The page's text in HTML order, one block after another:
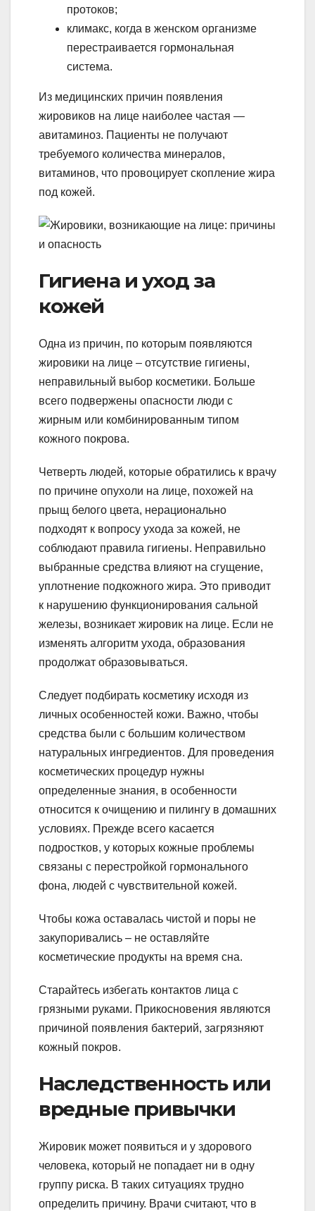
протоков;
климакс, когда в женском организме
перестраивается гормональная
система.
Из медицинских причин появления
жировиков на лице наиболее частая —
авитаминоз. Пациенты не получают
требуемого количества минералов,
витаминов, что провоцирует скопление жира
под кожей.
Гигиена и уход за
кожей
Одна из причин, по которым появляются
жировики на лице – отсутствие гигиены,
неправильный выбор косметики. Больше
всего подвержены опасности люди с
жирным или комбинированным типом
кожного покрова.
Четверть людей, которые обратились к врачу
по причине опухоли на лице, похожей на
прыщ белого цвета, нерационально
подходят к вопросу ухода за кожей, не
соблюдают правила гигиены. Неправильно
выбранные средства влияют на сгущение,
уплотнение подкожного жира. Это приводит
к нарушению функционирования сальной
железы, возникает жировик на лице. Если не
изменять алгоритм ухода, образования
продолжат образовываться.
Следует подбирать косметику исходя из
личных особенностей кожи. Важно, чтобы
средства были с большим количеством
натуральных ингредиентов. Для проведения
косметических процедур нужны
определенные знания, в особенности
относится к очищению и пилингу в домашних
условиях. Прежде всего касается
подростков, у которых кожные проблемы
связаны с перестройкой гормонального
фона, людей с чувствительной кожей.
Чтобы кожа оставалась чистой и поры не
закупоривались – не оставляйте
косметические продукты на время сна.
Старайтесь избегать контактов лица с
грязными руками. Прикосновения являются
причиной появления бактерий, загрязняют
кожный покров.
Наследственность или
вредные привычки
Жировик может появиться и у здорового
человека, который не попадает ни в одну
группу риска. В таких ситуациях трудно
определить причину. Врачи считают, что в